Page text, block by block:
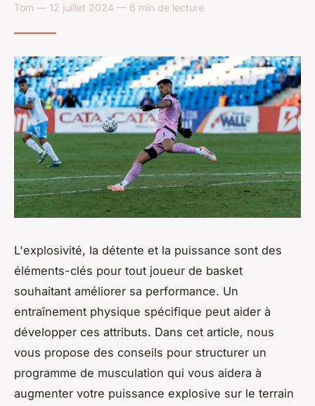
Tom — 12 juillet 2024 — 6 min de lecture
L'explosivité, la détente et la puissance sont des
éléments-clés pour tout joueur de basket
souhaitant améliorer sa performance. Un
entraînement physique spécifique peut aider à
développer ces attributs. Dans cet article, nous
vous propose des conseils pour structurer un
programme de musculation qui vous aidera à
augmenter votre puissance explosive sur le terrain